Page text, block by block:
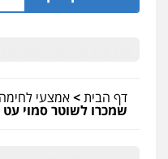
דף הבית>אמצעי לחימה
שמכרו לשוטר סמוי עט